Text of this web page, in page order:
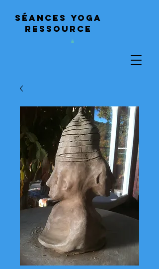
Séances yoga
ressource